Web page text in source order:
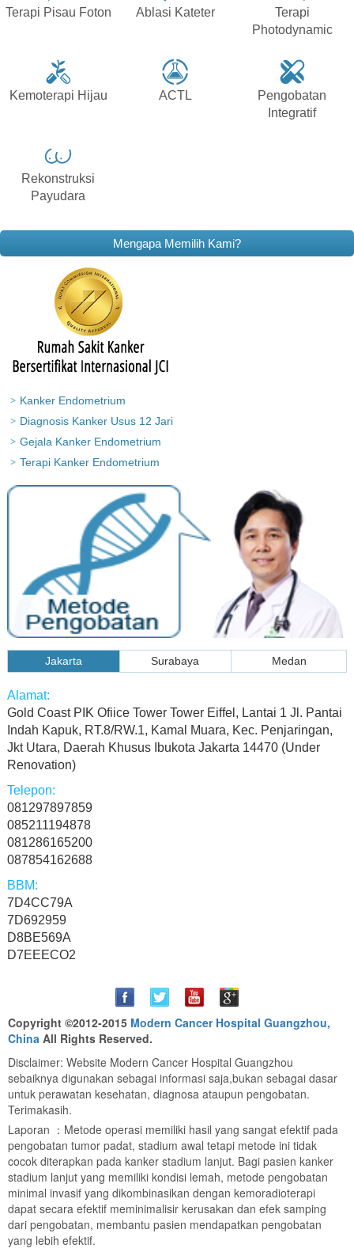
Terapi Pisau Foton Ablasi Kateter
Terapi
Photodynamic
Kemoterapi Hijau ACTL
Pengobatan
Integratif
Rekonstruksi
Payudara
Mengapa Memilih Kami?
Kanker Endometrium
Diagnosis Kanker Usus 12 Jari
Gejala Kanker Endometrium
Terapi Kanker Endometrium
Jakarta Surabaya Medan
Gold Coast PIK Ofiice Tower Tower Eiffel, Lantai 1 Jl. Pantai
Indah Kapuk, RT.8/RW.1, Kamal Muara, Kec. Penjaringan,
Jkt Utara, Daerah Khusus Ibukota Jakarta 14470 (Under
Renovation)
081297897859
085211194878
081286165200
087854162688
7D4CC79A
7D692959
D8BE569A
D7EEECO2
Copyright ©2012-2015 Modern Cancer Hospital Guangzhou,
China All Rights Reserved.
Disclaimer: Website Modern Cancer Hospital Guangzhou
sebaiknya digunakan sebagai informasi saja,bukan sebagai dasar
untuk perawatan kesehatan, diagnosa ataupun pengobatan.
Terimakasih.
Laporan ：Metode operasi memiliki hasil yang sangat efektif pada
pengobatan tumor padat, stadium awal tetapi metode ini tidak
cocok diterapkan pada kanker stadium lanjut. Bagi pasien kanker
stadium lanjut yang memiliki kondisi lemah, metode pengobatan
minimal invasif yang dikombinasikan dengan kemoradioterapi
dapat secara efektif meminimalisir kerusakan dan efek samping
dari pengobatan, membantu pasien mendapatkan pengobatan
yang lebih efektif.